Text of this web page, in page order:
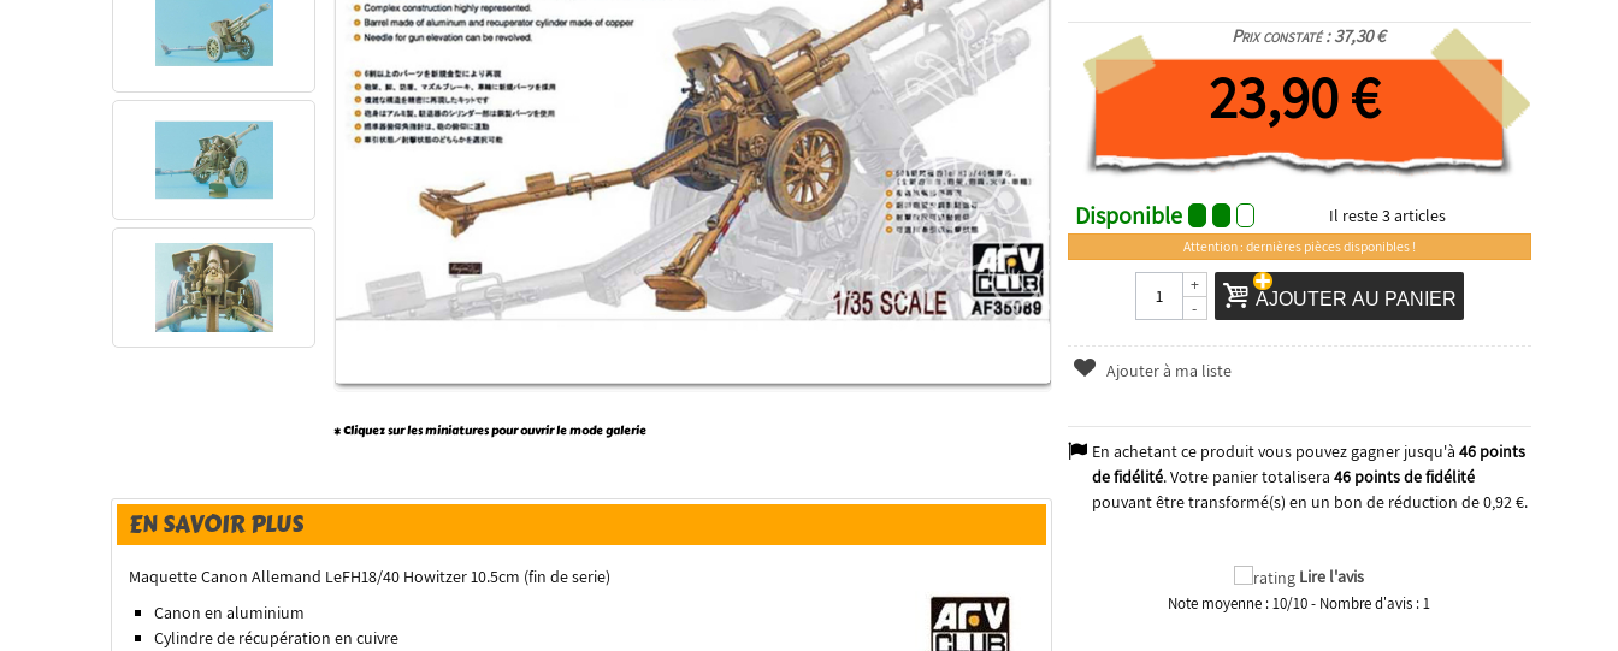
Prix constaté : 37,30 €
23,90 €
Disponible Il reste3articles
Attention : dernières pièces disponibles !
-
+
AJOUTER AU PANIER
Ajouter à ma liste
En achetant ce produit vous pouvez gagner jusqu'à 46points
de fidélité. Votre panier totalisera 46points de fidélité
pouvant être transformé(s) en un bon de réduction de0,92 €.
Lire l'avis
Note moyenne :10/10- Nombre d'avis :1
* Cliquez sur les miniatures pour ouvrir le mode galerie
EN SAVOIR PLUS
Maquette Canon Allemand LeFH18/40 Howitzer 10.5cm (fin de serie)
Canon en aluminium
Cylindre de récupération en cuivre